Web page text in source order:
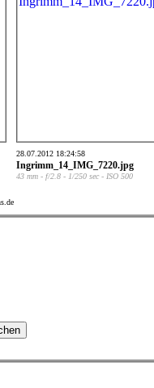
28.07.2012 18:24:58
Ingrimm_14_IMG_7220.jpg
43 mm - f/2.8 - 1/250 sec - ISO 500